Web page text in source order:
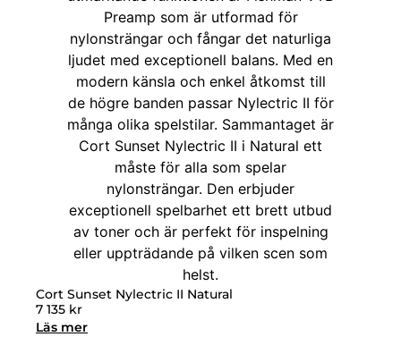
Cort Sunset Nylectric II Natural
7 135 kr
Läs mer